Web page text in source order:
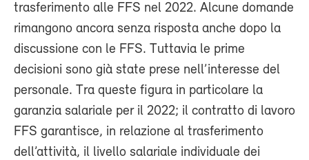
trasferimento alle FFS nel 2022. Alcune domande
rimangono ancora senza risposta anche dopo la
discussione con le FFS. Tuttavia le prime
decisioni sono già state prese nell’interesse del
personale. Tra queste figura in particolare la
garanzia salariale per il 2022; il contratto di lavoro
FFS garantisce, in relazione al trasferimento
dell’attività, il livello salariale individuale dei